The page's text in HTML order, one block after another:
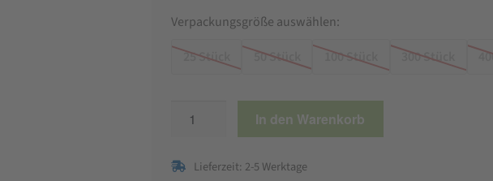
Verpackungsgröße auswählen:
25 Stück
50 Stück 100 Stück 300 Stück
Beutel
In den Warenkorb
Lieferzeit: 2-5 Werktage